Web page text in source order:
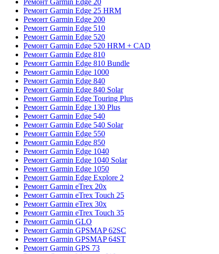
Ремонт Garmin Edge 20
Ремонт Garmin Edge 25 HRM
Ремонт Garmin Edge 200
Ремонт Garmin Edge 510
Ремонт Garmin Edge 520
Ремонт Garmin Edge 520 HRM + CAD
Ремонт Garmin Edge 810
Ремонт Garmin Edge 810 Bundle
Ремонт Garmin Edge 1000
Ремонт Garmin Edge 840
Ремонт Garmin Edge 840 Solar
Ремонт Garmin Edge Touring Plus
Ремонт Garmin Edge 130 Plus
Ремонт Garmin Edge 540
Ремонт Garmin Edge 540 Solar
Ремонт Garmin Edge 550
Ремонт Garmin Edge 850
Ремонт Garmin Edge 1040
Ремонт Garmin Edge 1040 Solar
Ремонт Garmin Edge 1050
Ремонт Garmin Edge Explore 2
Ремонт Garmin eTrex 20x
Ремонт Garmin eTrex Touch 25
Ремонт Garmin eTrex 30x
Ремонт Garmin eTrex Touch 35
Ремонт Garmin GLO
Ремонт Garmin GPSMAP 62SC
Ремонт Garmin GPSMAP 64ST
Ремонт Garmin GPS 73